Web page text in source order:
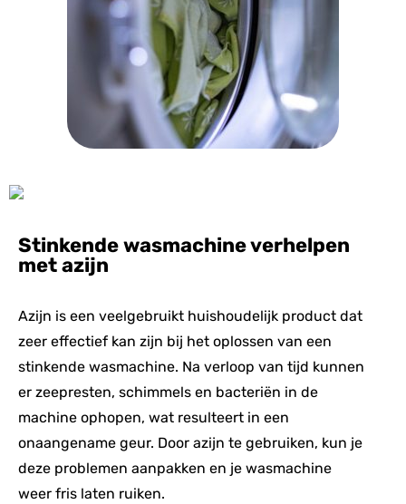
Stinkende wasmachine verhelpen
met azijn
Azijn is een veelgebruikt huishoudelijk product dat
zeer effectief kan zijn bij het oplossen van een
stinkende wasmachine. Na verloop van tijd kunnen
er zeepresten, schimmels en bacteriën in de
machine ophopen, wat resulteert in een
onaangename geur. Door azijn te gebruiken, kun je
deze problemen aanpakken en je wasmachine
weer fris laten ruiken.